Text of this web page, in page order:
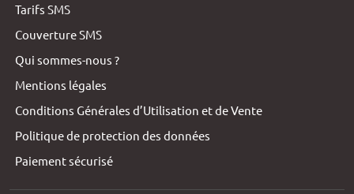
Tarifs SMS
Couverture SMS
Qui sommes-nous ?
Mentions légales
Conditions Générales d’Utilisation et de Vente
Politique de protection des données
Paiement sécurisé